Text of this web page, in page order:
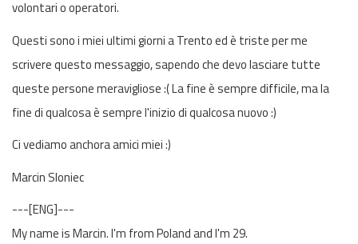
volontari o operatori.
Questi sono i miei ultimi giorni a Trento ed è triste per me
scrivere questo messaggio, sapendo che devo lasciare tutte
queste persone meravigliose :( La fine è sempre difficile, ma la
fine di qualcosa è sempre l'inizio di qualcosa nuovo :)
Ci vediamo anchora amici miei :)
Marcin Sloniec
---[ENG]---
My name is Marcin. I'm from Poland and I'm 29.